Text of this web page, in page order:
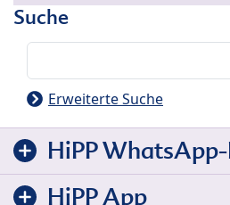
Suche
Erweiterte Suche
HiPP
HiPP App